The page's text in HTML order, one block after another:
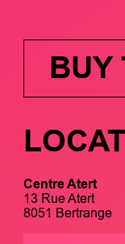
BUY
Centre Atert
13 Rue Atert
8051 Bertrange